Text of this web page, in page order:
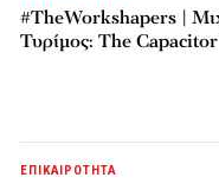
#TheWorkshapers |
Τυρίμος: The
ΕΠΙΚΑΙΡΟΤΗΤΑ